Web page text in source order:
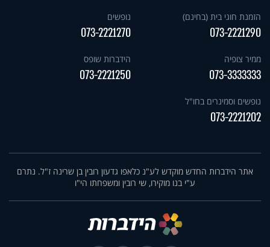
הזמנת חוגי בית (בחינם)
073-2221290
נופשים
073-2221270
ממיר צופיה
073-3333333
הידברות שופס
073-2221250
נופשים וסמינרים בחו"ל
073-2221202
אתר הידברות החדש מוקדש לע"נ כלאפו גדעון רובין בן שרינה ז"ל. נתרם
ע"י בנו מוקירו, שי רובין ומשפחתו הי"ו